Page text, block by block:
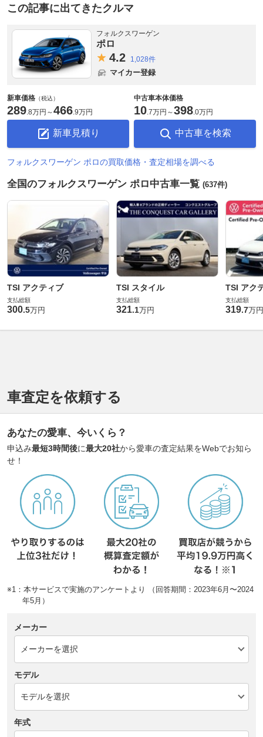
この記事に出てきたクルマ
フォルクスワーゲン
ポロ
4.2 1,028件
マイカー登録
新車価格 （税込）
289.8万円 ～466.9万円
新車見積り
中古車本体価格
10.7万円 ～398.0万円
中古車を検索
フォルクスワーゲン ポロの買取価格・査定相場を調べる
全国のフォルクスワーゲン ポロ中古車一覧 (637件)
TSI アクティブ
支払総額
300.5万円
TSI スタイル
支払総額
321.1万円
TSI アク
支払総額
319.7万円
車査定を依頼する
あなたの愛車、今いくら？
申込み最短3時間後に最大20社から愛車の査定結果をWebでお知ら
せ！
※1：本サービスで実施のアンケートより （回答期間：2023年6月〜2024
年5月）
メーカー
モデル
年式